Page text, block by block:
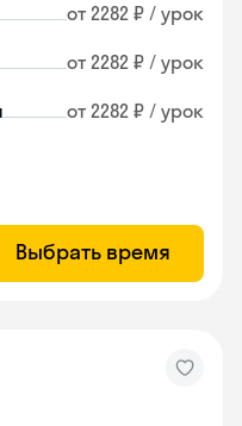
от 2282 ₽ / урок
от 2282 ₽ / урок
от 2282 ₽ / урок
Выбрать время